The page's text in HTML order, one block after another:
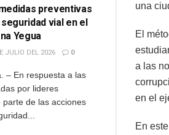
preventivas
vial en el
Yegua
JULIO DEL 2026 0
– En respuesta a las
por lideres
de las acciones
una
El
a las
en el
En